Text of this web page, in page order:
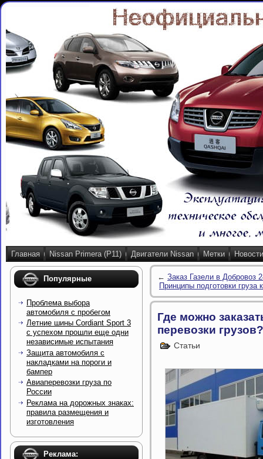
Главная Nissan Primera (P11) Двигатели Nissan Метки Новости
Популярные
Проблема выбора
автомобиля с пробегом
Летние шины Cordiant Sport 3
с успехом прошли еще одни
независимые испытания
Защита автомобиля с
накладками на пороги и
бампер
Авиаперевозки груза по
России
Реклама на дорожных знаках:
правила размещения и
изготовления
Реклама:
← Заказ Газели в Добровоз
Принципы подготовки
Где можно
перевозки грузов?
Статьи